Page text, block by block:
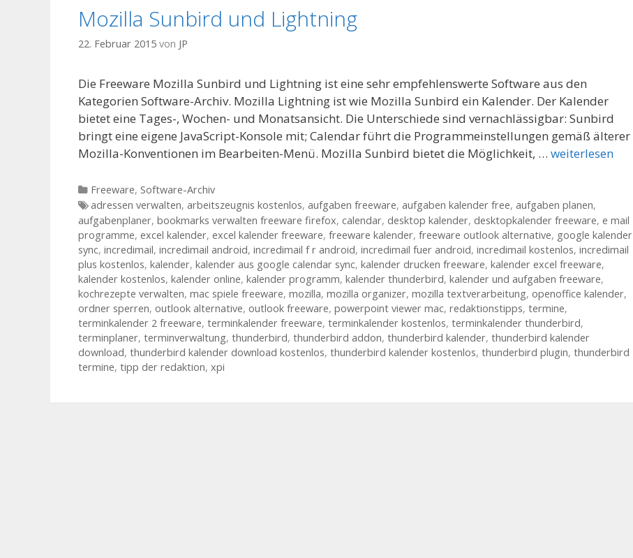
Mozilla Sunbird und Lightning
22. Februar 2015 von JP
Die Freeware Mozilla Sunbird und Lightning ist eine sehr empfehlenswerte Software aus den
Kategorien Software-Archiv. Mozilla Lightning ist wie Mozilla Sunbird ein Kalender. Der Kalender
bietet eine Tages-, Wochen- und Monatsansicht. Die Unterschiede sind vernachlässigbar: Sunbird
bringt eine eigene JavaScript-Konsole mit; Calendar führt die Programmeinstellungen gemäß älterer
Mozilla-Konventionen im Bearbeiten-Menü. Mozilla Sunbird bietet die Möglichkeit, … weiterlesen
Kategorien
Freeware, Software-Archiv
Tags
adressen verwalten, arbeitszeugnis kostenlos, aufgaben freeware, aufgaben kalender free, aufgaben planen,
aufgabenplaner, bookmarks verwalten freeware firefox, calendar, desktop kalender, desktopkalender freeware, e mail
programme, excel kalender, excel kalender freeware, freeware kalender, freeware outlook alternative, google kalender
sync, incredimail, incredimail android, incredimail f r android, incredimail fuer android, incredimail kostenlos, incredimail
plus kostenlos, kalender, kalender aus google calendar sync, kalender drucken freeware, kalender excel freeware,
kalender kostenlos, kalender online, kalender programm, kalender thunderbird, kalender und aufgaben freeware,
kochrezepte verwalten, mac spiele freeware, mozilla, mozilla organizer, mozilla textverarbeitung, openoffice kalender,
ordner sperren, outlook alternative, outlook freeware, powerpoint viewer mac, redaktionstipps, termine,
terminkalender 2 freeware, terminkalender freeware, terminkalender kostenlos, terminkalender thunderbird,
terminplaner, terminverwaltung, thunderbird, thunderbird addon, thunderbird kalender, thunderbird kalender
download, thunderbird kalender download kostenlos, thunderbird kalender kostenlos, thunderbird plugin, thunderbird
termine, tipp der redaktion, xpi